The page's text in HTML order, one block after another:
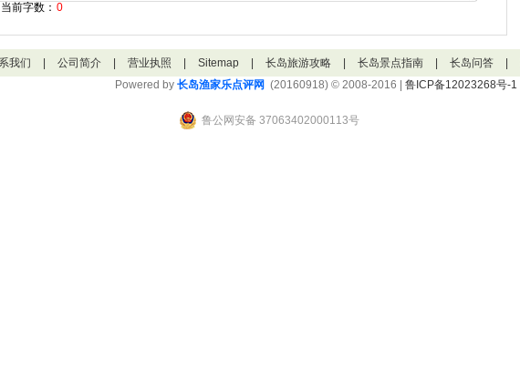
前字数： 0
我们 公司简介 营业执照 Sitemap 长岛旅游攻略 长岛景点指南 长岛问答
Powered by 长岛渔家乐点评网 (20160918) © 2008-2016 | 鲁ICP备12023268号-1
鲁公网安备 37063402000113号